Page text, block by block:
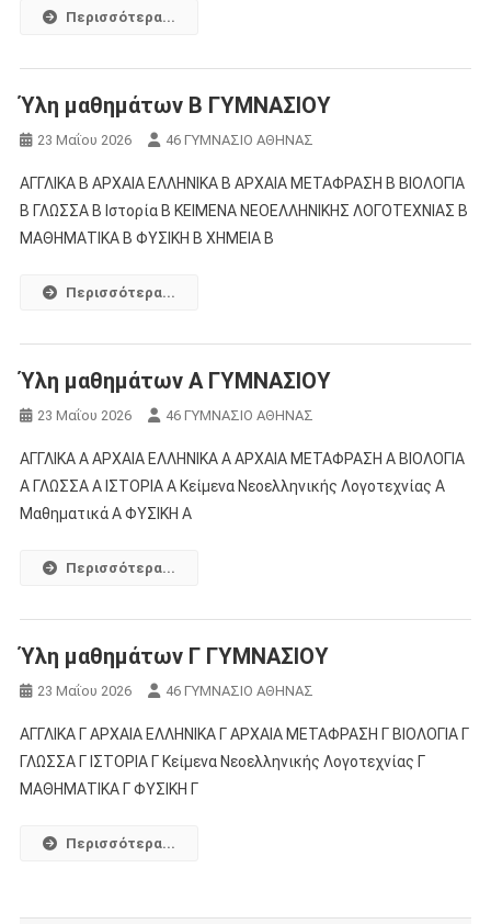
Περισσότερα...
Ύλη μαθημάτων Β ΓΥΜΝΑΣΙΟΥ
23 Μαΐου 2026 46 ΓΥΜΝΑΣΙΟ ΑΘΗΝΑΣ
ΑΓΓΛΙΚΑ Β ΑΡΧΑΙΑ ΕΛΛΗΝΙΚΑ Β ΑΡΧΑΙΑ ΜΕΤΑΦΡΑΣΗ Β ΒΙΟΛΟΓΙΑ
Β ΓΛΩΣΣΑ Β Ιστορία Β ΚΕΙΜΕΝΑ ΝΕΟΕΛΛΗΝΙΚΗΣ ΛΟΓΟΤΕΧΝΙΑΣ Β
ΜΑΘΗΜΑΤΙΚΑ Β ΦΥΣΙΚΗ Β ΧΗΜΕΙΑ Β
Περισσότερα...
Ύλη μαθημάτων Α ΓΥΜΝΑΣΙΟΥ
23 Μαΐου 2026 46 ΓΥΜΝΑΣΙΟ ΑΘΗΝΑΣ
ΑΓΓΛΙΚΑ Α ΑΡΧΑΙΑ ΕΛΛΗΝΙΚΑ Α ΑΡΧΑΙΑ ΜΕΤΑΦΡΑΣΗ Α ΒΙΟΛΟΓΙΑ
Α ΓΛΩΣΣΑ Α ΙΣΤΟΡΙΑ Α Κείμενα Νεοελληνικής Λογοτεχνίας Α
Μαθηματικά Α ΦΥΣΙΚΗ Α
Περισσότερα...
Ύλη μαθημάτων Γ ΓΥΜΝΑΣΙΟΥ
23 Μαΐου 2026 46 ΓΥΜΝΑΣΙΟ ΑΘΗΝΑΣ
ΑΓΓΛΙΚΑ Γ ΑΡΧΑΙΑ ΕΛΛΗΝΙΚΑ Γ ΑΡΧΑΙΑ ΜΕΤΑΦΡΑΣΗ Γ ΒΙΟΛΟΓΙΑ Γ
ΓΛΩΣΣΑ Γ ΙΣΤΟΡΙΑ Γ Κείμενα Νεοελληνικής Λογοτεχνίας Γ
ΜΑΘΗΜΑΤΙΚΑ Γ ΦΥΣΙΚΗ Γ
Περισσότερα...